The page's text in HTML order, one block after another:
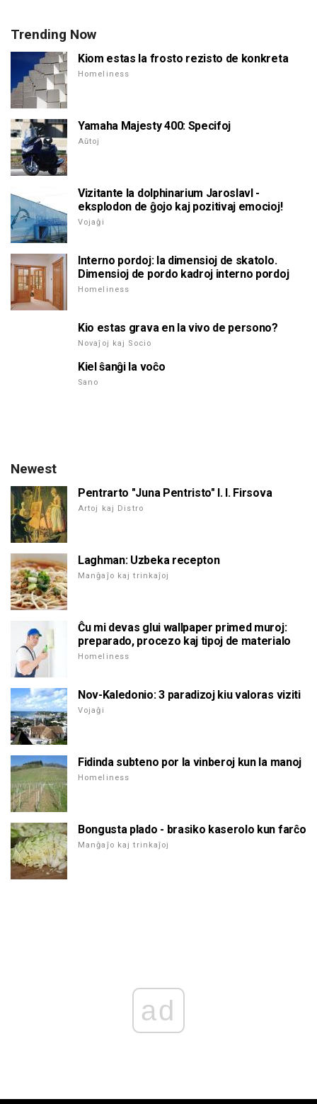
Trending Now
Kiom estas la frosto rezisto de konkreta
Homeliness
Yamaha Majesty 400: Specifoj
Aŭtoj
Vizitante la dolphinarium Jaroslavl -
eksplodon de ĝojo kaj pozitivaj emocioj!
Vojaĝi
Interno pordoj: la dimensioj de skatolo.
Dimensioj de pordo kadroj interno pordoj
Homeliness
Kio estas grava en la vivo de persono?
Novaĵoj kaj Socio
Kiel ŝanĝi la voĉo
Sano
Newest
Pentrarto "Juna Pentristo" I. I. Firsova
Artoj kaj Distro
Laghman: Uzbeka recepton
Manĝaĵo kaj trinkaĵoj
Ĉu mi devas glui wallpaper primed muroj:
preparado, procezo kaj tipoj de materialo
Homeliness
Nov-Kaledonio: 3 paradizoj kiu valoras viziti
Vojaĝi
Fidinda subteno por la vinberoj kun la manoj
Homeliness
Bongusta plado - brasiko kaserolo kun farĉo
Manĝaĵo kaj trinkaĵoj
ad